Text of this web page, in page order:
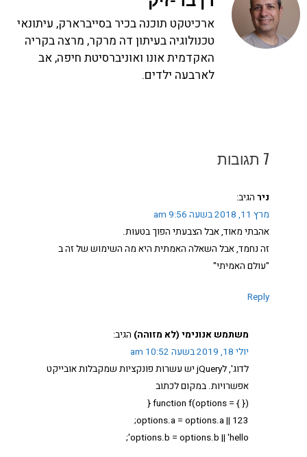
ארכיטקט תוכנה בכיר בסייברארק, עיתונאי
טכנולוגיה בעיתון דה מרקר, מרצה בקריה
האקדמית אונו ואוניברסיטת חיפה, אב
לארבעה ילדים.
7 תגובות
ניר הגיב:
מרץ 11, 2018 בשעה 9:56 am
אהבתי מאוד, אבל הצבעתי הפוך בטעות.
זה נחמד, אבל השאלה האמתית היא מה השימוש של זה ב
"עולם האמיתי"
Reply
משתמש אנונימי (לא מזוהה) הגיב:
יולי 18, 2019 בשעה 10:52 am
לדוג', לjQuery יש עשרות פונקציות שמקבלות אובייקט
אפשרויות. במקום לכתוב
function f(options = { }) {
options.a = options.a || 123;
options.b = options.b || 'hello';